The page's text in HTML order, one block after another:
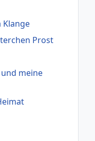
Klange
Prost
meine